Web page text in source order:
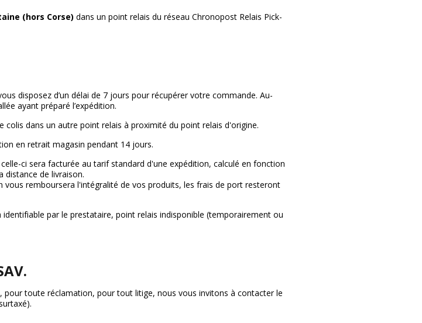
(hors Corse) dans un point relais du réseau Chronopost Relais Pick-
disposez d’un délai de 7 jours pour récupérer votre commande. Au-
ayant préparé l’expédition.
colis dans un autre point relais à proximité du point relais d'origine.
en retrait magasin pendant 14 jours.
ci sera facturée au tarif standard d'une expédition, calculé en fonction
distance de livraison.
remboursera l'intégralité de vos produits, les frais de port resteront
par le prestataire, point relais indisponible (temporairement ou
toute réclamation, pour tout litige, nous vous invitons à contacter le